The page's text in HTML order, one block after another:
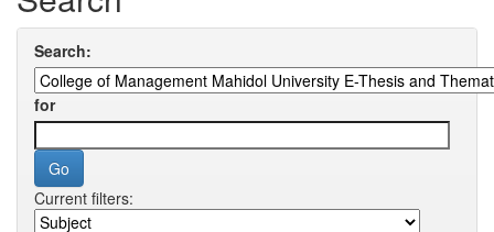
Search:
for
Current filters: